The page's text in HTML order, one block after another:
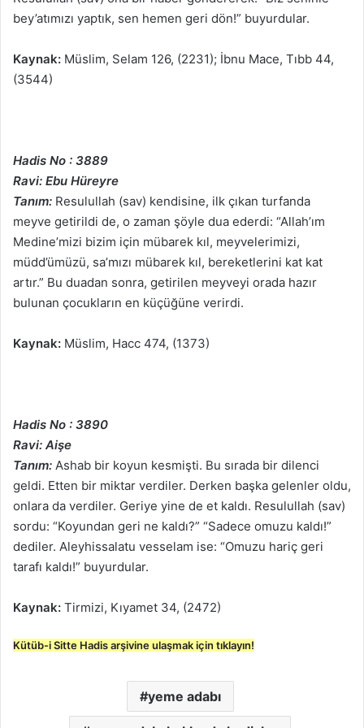
bey’atımızı yaptık, sen hemen geri dön!” buyurdular.
Kaynak: Müslim, Selam 126, (2231); İbnu Mace, Tıbb 44,
(3544)
Hadis No : 3889
Ravi: Ebu Hüreyre
Tanım: Resulullah (sav) kendisine, ilk çıkan turfanda
meyve getirildi de, o zaman şöyle dua ederdi: “Allah’ım
Medine’mizi bizim için mübarek kıl, meyvelerimizi,
müdd’ümüzü, sa’mızı mübarek kıl, bereketlerini kat kat
artır.” Bu duadan sonra, getirilen meyveyi orada hazır
bulunan çocukların en küçüğüne verirdi.
Kaynak: Müslim, Hacc 474, (1373)
Hadis No : 3890
Ravi: Aişe
Tanım: Ashab bir koyun kesmişti. Bu sırada bir dilenci
geldi. Etten bir miktar verdiler. Derken başka gelenler oldu,
onlara da verdiler. Geriye yine de et kaldı. Resulullah (sav)
sordu: “Koyundan geri ne kaldı?” “Sadece omuzu kaldı!”
dediler. Aleyhissalatu vesselam ise: “Omuzu hariç geri
tarafı kaldı!” buyurdular.
Kaynak: Tirmizi, Kıyamet 34, (2472)
Kütüb-i Sitte Hadis arşivine ulaşmak için tıklayın!
yeme adabı